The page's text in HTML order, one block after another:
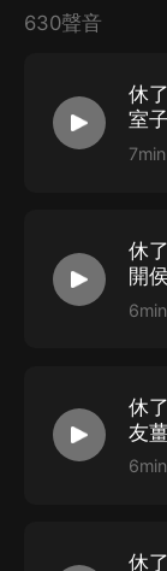
【喜馬拉雅
第三步：如果
話：400-838-
630聲音
休
室
當》
7min
休
開
當》
6min
休
友
難
6min
休